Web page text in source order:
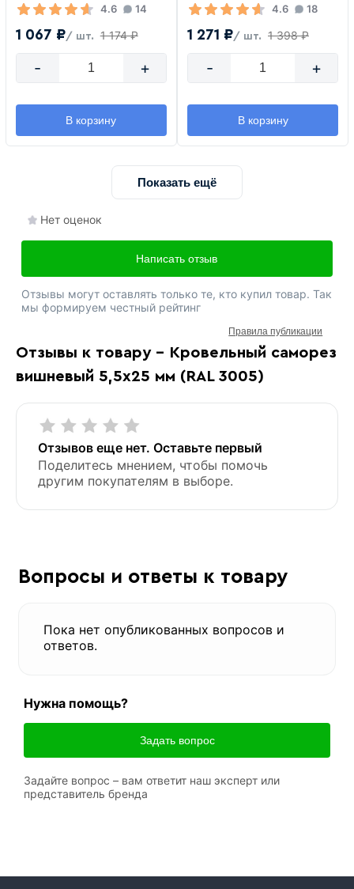
4.6 14
1 067 ₽/ шт. 1 174 ₽
- +
В корзину
4.6 18
1 271 ₽/ шт. 1 398 ₽
- +
В корзину
Показать ещё
Отзывы к товару - Кровельный саморез
вишневый 5,5х25 мм (RAL 3005)
Отзывов еще нет. Оставьте первый
Поделитесь мнением, чтобы помочь
другим покупателям в выборе.
Нет оценок
Написать отзыв
Отзывы могут оставлять только те, кто купил товар. Так
мы формируем честный рейтинг
Правила публикации
Вопросы и ответы к товару
Пока нет опубликованных вопросов и
ответов.
Нужна помощь?
Задать вопрос
Задайте вопрос – вам ответит наш эксперт или
представитель бренда